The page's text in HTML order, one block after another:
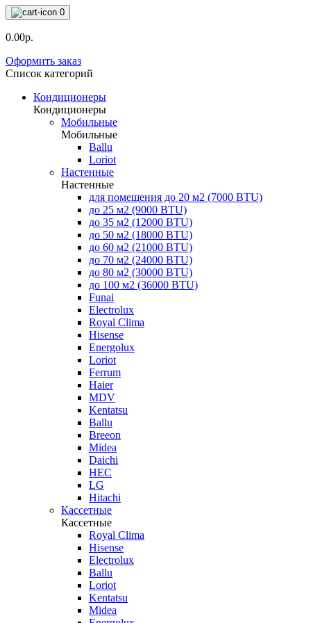
0
0.00р.
Оформить заказ
Список категорий
Кондиционеры
Кондиционеры
Мобильные
Мобильные
Ballu
Loriot
Настенные
Настенные
для помещения до 20 м2 (7000 BTU)
до 25 м2 (9000 BTU)
до 35 м2 (12000 BTU)
до 50 м2 (18000 BTU)
до 60 м2 (21000 BTU)
до 70 м2 (24000 BTU)
до 80 м2 (30000 BTU)
до 100 м2 (36000 BTU)
Funai
Electrolux
Royal Clima
Hisense
Energolux
Loriot
Ferrum
Haier
MDV
Kentatsu
Ballu
Breeon
Midea
Daichi
HEC
LG
Hitachi
Кассетные
Кассетные
Royal Clima
Hisense
Electrolux
Ballu
Loriot
Kentatsu
Midea